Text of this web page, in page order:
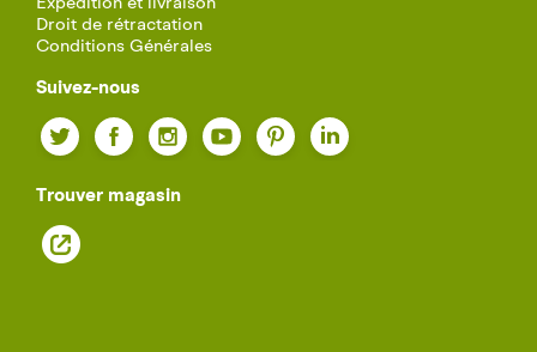
Expedition et livraison
Droit de rétractation
Conditions Générales
Suivez-nous
Facebook
Twitter YouTubePinterest
Instagram
Trouver magasin